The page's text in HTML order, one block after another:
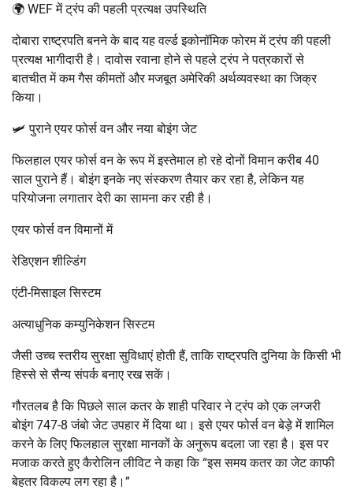
🌍 WEF में ट्रंप की पहली प्रत्यक्ष उपस्थिति
दोबारा राष्ट्रपति बनने के बाद यह वर्ल्ड इकोनॉमिक फोरम में ट्रंप की पहली
प्रत्यक्ष भागीदारी है। दावोस रवाना होने से पहले ट्रंप ने पत्रकारों से
बातचीत में कम गैस कीमतों और मजबूत अमेरिकी अर्थव्यवस्था का जिक्र
किया।
🛩️ पुराने एयर फोर्स वन और नया बोइंग जेट
फिलहाल एयर फोर्स वन के रूप में इस्तेमाल हो रहे दोनों विमान करीब 40
साल पुराने हैं। बोइंग इनके नए संस्करण तैयार कर रहा है, लेकिन यह
परियोजना लगातार देरी का सामना कर रही है।
एयर फोर्स वन विमानों में
रेडिएशन शील्डिंग
एंटी-मिसाइल सिस्टम
अत्याधुनिक कम्युनिकेशन सिस्टम
जैसी उच्च स्तरीय सुरक्षा सुविधाएं होती हैं, ताकि राष्ट्रपति दुनिया के किसी भी
हिस्से से सैन्य संपर्क बनाए रख सकें।
गौरतलब है कि पिछले साल कतर के शाही परिवार ने ट्रंप को एक लग्जरी
बोइंग 747-8 जंबो जेट उपहार में दिया था। इसे एयर फोर्स वन बेड़े में शामिल
करने के लिए फिलहाल सुरक्षा मानकों के अनुरूप बदला जा रहा है। इस पर
मजाक करते हुए कैरोलिन लीविट ने कहा कि “इस समय कतर का जेट काफी
बेहतर विकल्प लग रहा है।”